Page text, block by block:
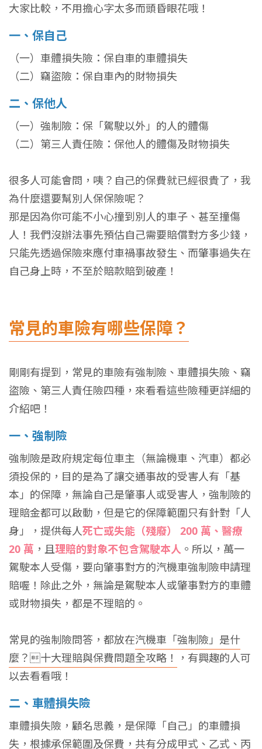
大家比較，不用擔心字太多而頭昏眼花哦！
一、保自己
（一）車體損失險：保自車的車體損失
（二）竊盜險：保自車內的財物損失
二、保他人
（一）強制險：保「駕駛以外」的人的體傷
（二）第三人責任險：保他人的體傷及財物損失
很多人可能會問，咦？自己的保費就已經很貴了，我
為什麼還要幫別人保保險呢？
那是因為你可能不小心撞到別人的車子、甚至撞傷
人！我們沒辦法事先預估自己需要賠償對方多少錢，
只能先透過保險來應付車禍事故發生、而肇事過失在
自己身上時，不至於賠款賠到破產！
常見的車險有哪些保障？
剛剛有提到，常見的車險有強制險、車體損失險、竊
盜險、第三人責任險四種，來看看這些險種更詳細的
介紹吧！
一、強制險
強制險是政府規定每位車主（無論機車、汽車）都必
須投保的，目的是為了讓交通事故的受害人有「基
本」的保障，無論自己是肇事人或受害人，強制險的
理賠金都可以啟動，但是它的保障範圍只有針對「人
身」，提供每人死亡或失能（殘廢） 200 萬、醫療
20 萬 ，且理賠的對象不包含駕駛本人 。所以，萬一
駕駛本人受傷，要向肇事對方的汽機車強制險申請理
賠喔！除此之外，無論是駕駛本人或肇事對方的車體
或財物損失，都是不理賠的。
常見的強制險問答，都放在汽機車「強制險」是什
麼？十大理賠與保費問題全攻略！
，有興趣的人可
以去看看哦！
二、車體損失險
車體損失險，顧名思義，是保障「自己」的車體損
失，根據承保範圍及保費，共有分成甲式、乙式、丙